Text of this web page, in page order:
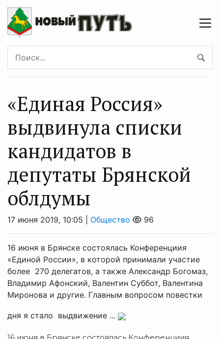
«Единая Россия»
выдвинула списки
кандидатов в
депутаты Брянской
облдумы
17 июня 2019, 10:05 | Общество 96
16 июня в Брянске состоялась Конференциия
«Единой России», в которой принимали участие
более 270 делегатов, а также Александр Богомаз,
Владимир Афонский, Валентин Суббот, Валентина
Миронова и другие. Главным вопросом повестки
дня я стало выдвижение ...